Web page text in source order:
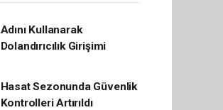
Adını Kullanarak
Dolandırıcılık Girişimi
Hasat Sezonunda Güvenlik
Kontrolleri Artırıldı